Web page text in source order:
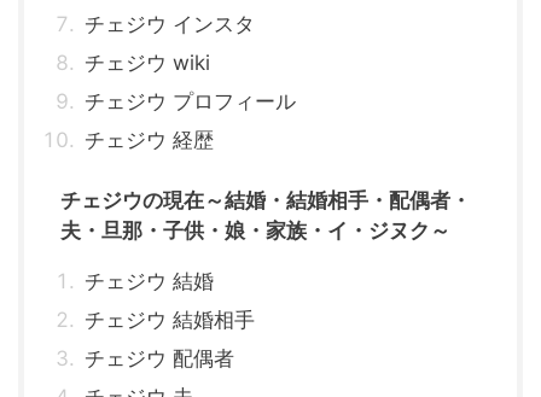
チェジウ インスタ
チェジウ wiki
チェジウ プロフィール
チェジウ 経歴
チェジウの現在～結婚・結婚相手・配偶者・
夫・旦那・子供・娘・家族・イ・ジヌク～
チェジウ 結婚
チェジウ 結婚相手
チェジウ 配偶者